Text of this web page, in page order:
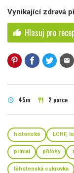
Vynikající zdravá
thumb_up Hlasuj pro
mail
schedule 45m restaurant 2 porce
historické LCHF,
primal přílohy
těhotenská cukrovka